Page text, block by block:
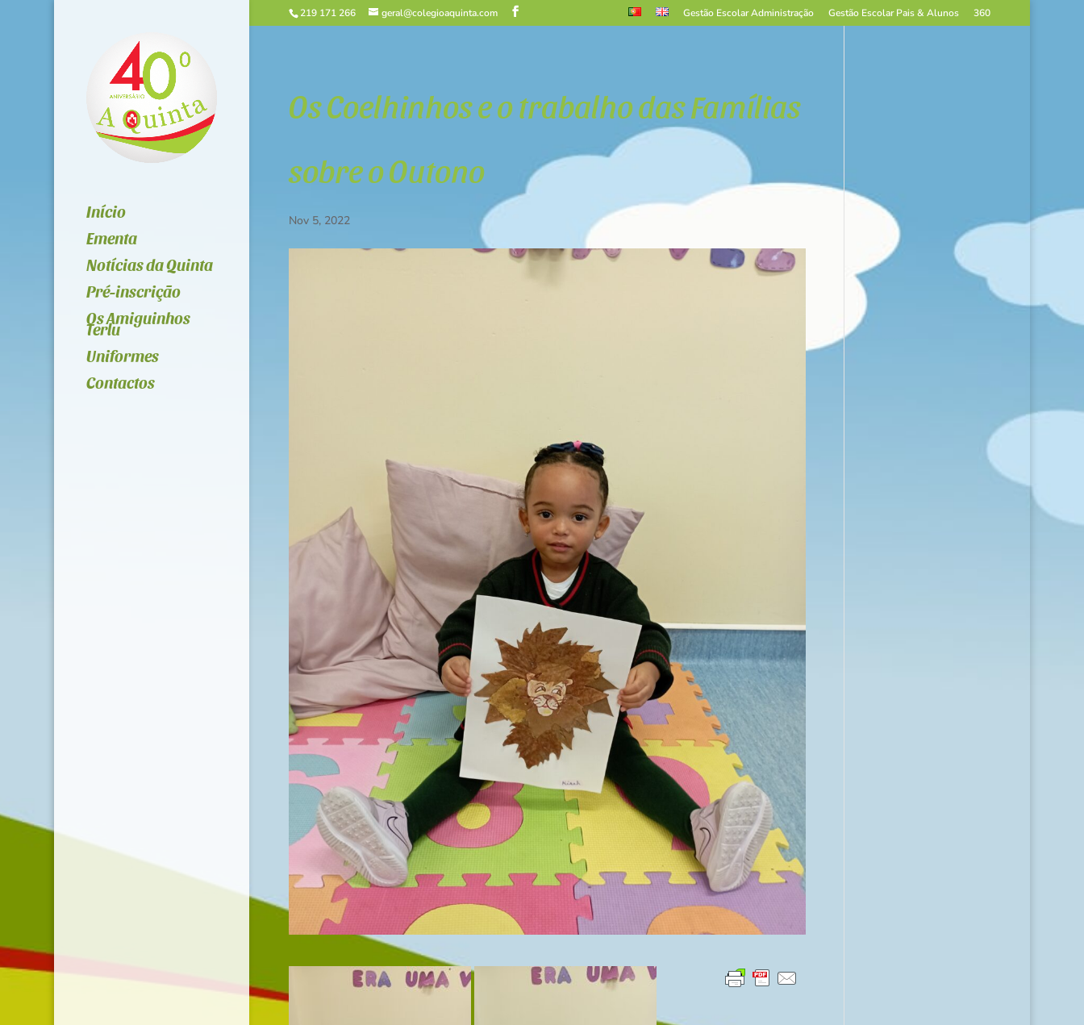
219 171 266 geral@colegioaquinta.com Gestão Escolar Administração Gestão Escolar Pais & Alunos 360
Início
Ementa
Notícias da Quinta
Pré-inscrição
Os Amiguinhos
Terlu
Uniformes
Contactos
Os Coelhinhos e o trabalho das Famílias
sobre o Outono
Nov 5, 2022